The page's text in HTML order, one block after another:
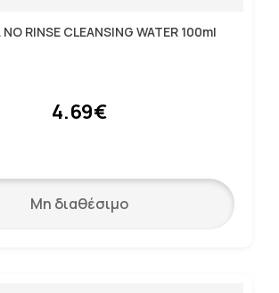
RINSE CLEANSING WATER 100ml
4.69€
Μη διαθέσιμο